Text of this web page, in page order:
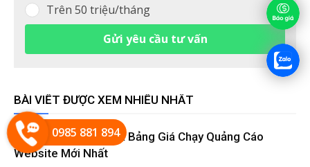
Trên 50 triệu/tháng
Gửi yêu cầu tư vấn
BÀI VIẾT ĐƯỢC XEM NHIỀU NHẤT
Cập Nhật Quy Trình & Bảng Giá Chạy Quảng Cáo
Website Mới Nhất
0985 881 894